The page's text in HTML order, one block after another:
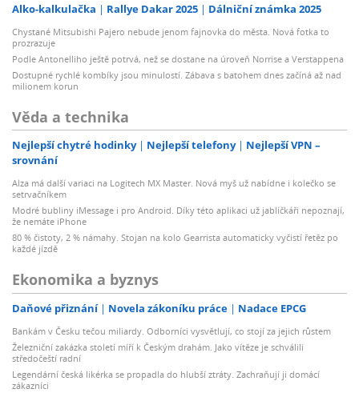
Alko-kalkulačka Rallye Dakar 2025 Dálniční známka 2025
Chystané Mitsubishi Pajero nebude jenom fajnovka do města. Nová fotka to
prozrazuje
Podle Antonelliho ještě potrvá, než se dostane na úroveň Norrise a Verstappena
Dostupné rychlé kombíky jsou minulostí. Zábava s batohem dnes začíná až nad
milionem korun
Věda a technika
Nejlepší chytré hodinky Nejlepší telefony
Nejlepší VPN –
srovnání
Alza má další variaci na Logitech MX Master. Nová myš už nabídne i kolečko se
setrvačníkem
Modré bubliny iMessage i pro Android. Díky této aplikaci už jablíčkáři nepoznají,
že nemáte iPhone
80 % čistoty, 2 % námahy. Stojan na kolo Gearrista automaticky vyčistí řetěz po
každé jízdě
Ekonomika a byznys
Daňové přiznání Novela zákoníku práce Nadace EPCG
Bankám v Česku tečou miliardy. Odborníci vysvětlují, co stojí za jejich růstem
Železniční zakázka století míří k Českým drahám. Jako vítěze je schválili
středočeští radní
Legendární česká likérka se propadla do hlubší ztráty. Zachraňují ji domácí
zákazníci